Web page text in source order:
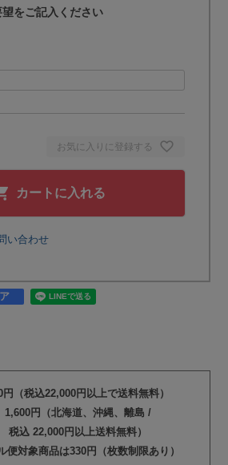
お気に入りに登録する
カートに入れる
をご記入ください
い合わせ
円（税込22,000円以上で送料無料）
1,600円（北海道、沖縄、離島 /
税込 22,000円以上送料無料）
便対象商品は330円（枚数制限あり）